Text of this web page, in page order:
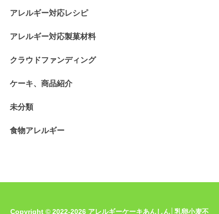
アレルギー対応レシピ
アレルギー対応製菓材料
クラウドファンディング
ケーキ、商品紹介
未分類
食物アレルギー
Copyright © 2022-2026 アレルギーケーキあんしん│乳卵小麦不